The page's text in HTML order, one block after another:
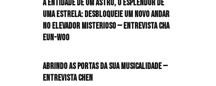
A entidade de um astro, o esplendor de
uma estrela: desbloqueie um novo andar
no elevador misterioso — Entrevista CHA
EUN-WOO
Abrindo as portas da sua musicalidade —
Entrevista CHEN